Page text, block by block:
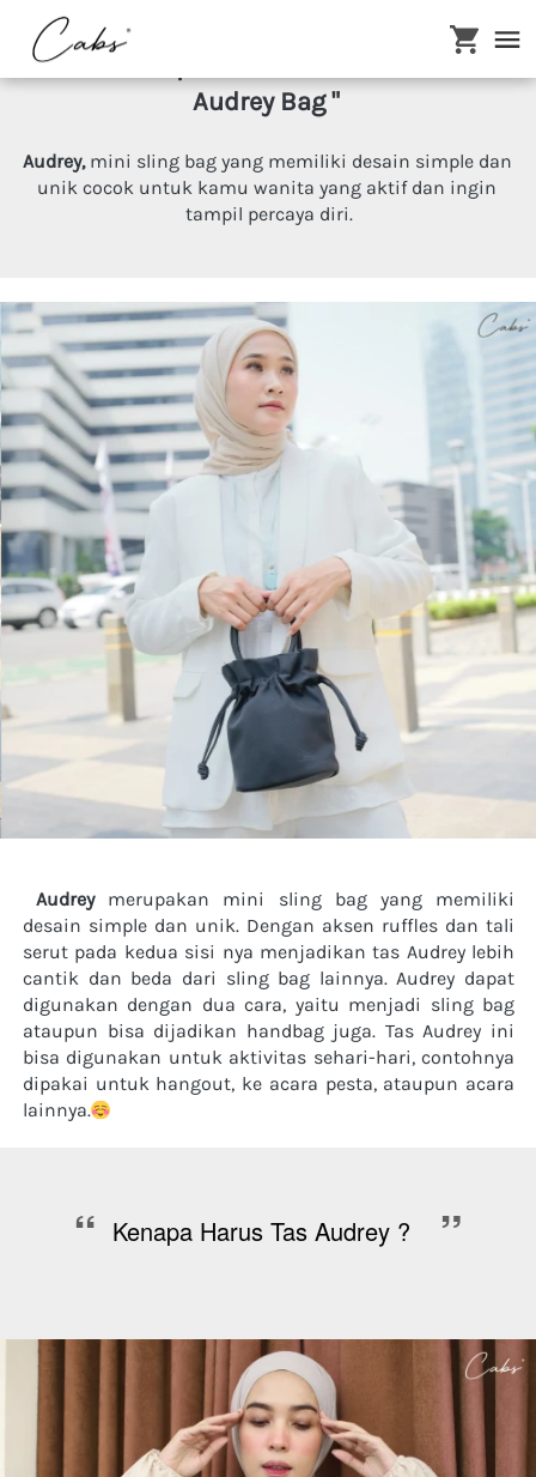
"Makin Tampil Cantik & Menarik , Pakai
Audrey Bag "
Audrey, mini sling bag yang memiliki desain simple dan
unik cocok untuk kamu wanita yang aktif dan ingin
tampil percaya diri.
Audrey merupakan mini sling bag yang memiliki
desain simple dan unik. Dengan aksen ruffles dan tali
serut pada kedua sisi nya menjadikan tas Audrey lebih
cantik dan beda dari sling bag lainnya. Audrey dapat
digunakan dengan dua cara, yaitu menjadi sling bag
ataupun bisa dijadikan handbag juga. Tas Audrey ini
bisa digunakan untuk aktivitas sehari-hari, contohnya
dipakai untuk hangout, ke acara pesta, ataupun acara
lainnya.
“ Kenapa Harus Tas Audrey ? ”